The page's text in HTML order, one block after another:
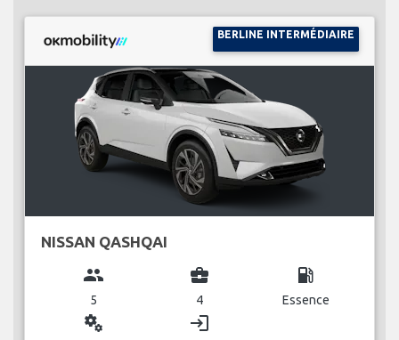
BERLINE INTERMÉDIAIRE
NISSAN QASHQAI
group
5
business_center
4
local_gas_station
Essence
miscellaneous_services login